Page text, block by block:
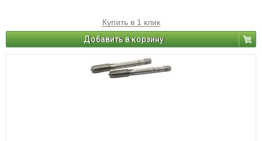
Купить в 1 клик
Добавить в корзину